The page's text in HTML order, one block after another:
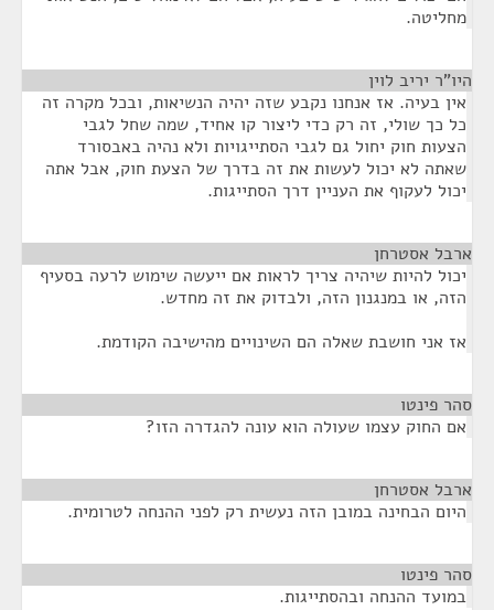
מחליטה.
היו"ר יריב לוין
אין בעיה. אז אנחנו נקבע שזה יהיה הנשיאות, ובכל מקרה זה
כל כך שולי, זה רק כדי ליצור קו אחיד, שמה שחל לגבי
הצעות חוק יחול גם לגבי הסתייגויות ולא נהיה באבסורד
שאתה לא יכול לעשות את זה בדרך של הצעת חוק, אבל אתה
יכול לעקוף את העניין דרך הסתייגות.
ארבל אסטרחן
יכול להיות שיהיה צריך לראות אם ייעשה שימוש לרעה בסעיף
הזה, או במנגנון הזה, ולבדוק את זה מחדש.
אז אני חושבת שאלה הם השינויים מהישיבה הקודמת.
סהר פינטו
אם החוק עצמו שעולה הוא עונה להגדרה הזו?
ארבל אסטרחן
היום הבחינה במובן הזה נעשית רק לפני ההנחה לטרומית.
סהר פינטו
במועד ההנחה ובהסתייגות.